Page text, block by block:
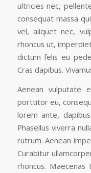
ultricies nec,
consequat massa
vel, aliquet nec,
rhoncus ut,
dictum felis eu
Cras dapibus.
Aenean vulputate
porttitor eu,
lorem ante,
Phasellus viverra
rutrum. Aenean
Curabitur
rhoncus.